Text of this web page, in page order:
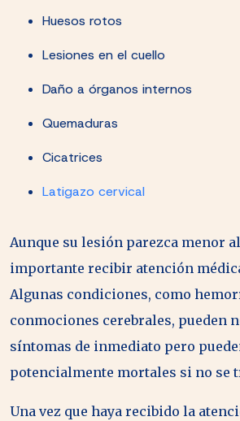
Huesos rotos
Lesiones en el cuello
Daño a órganos internos
Quemaduras
Cicatrices
Latigazo cervical
Aunque su lesión parezca menor
importante recibir atención
Algunas condiciones, como
conmociones cerebrales, pueden
síntomas de inmediato pero
potencialmente mortales si no se
Una vez que haya recibido la